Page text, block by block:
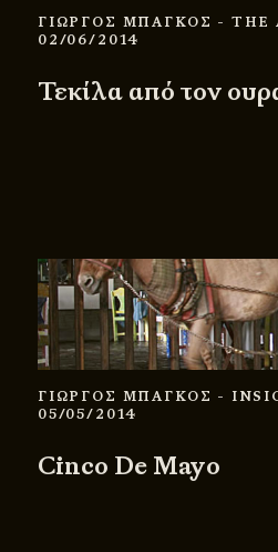
ΓΙΩΡΓΟΣ ΜΠΑΓΚΟΣ - THE
02/06/2014
Τεκίλα από τον
ΓΙΩΡΓΟΣ ΜΠΑΓΚΟΣ -
05/05/2014
Cinco De Mayo